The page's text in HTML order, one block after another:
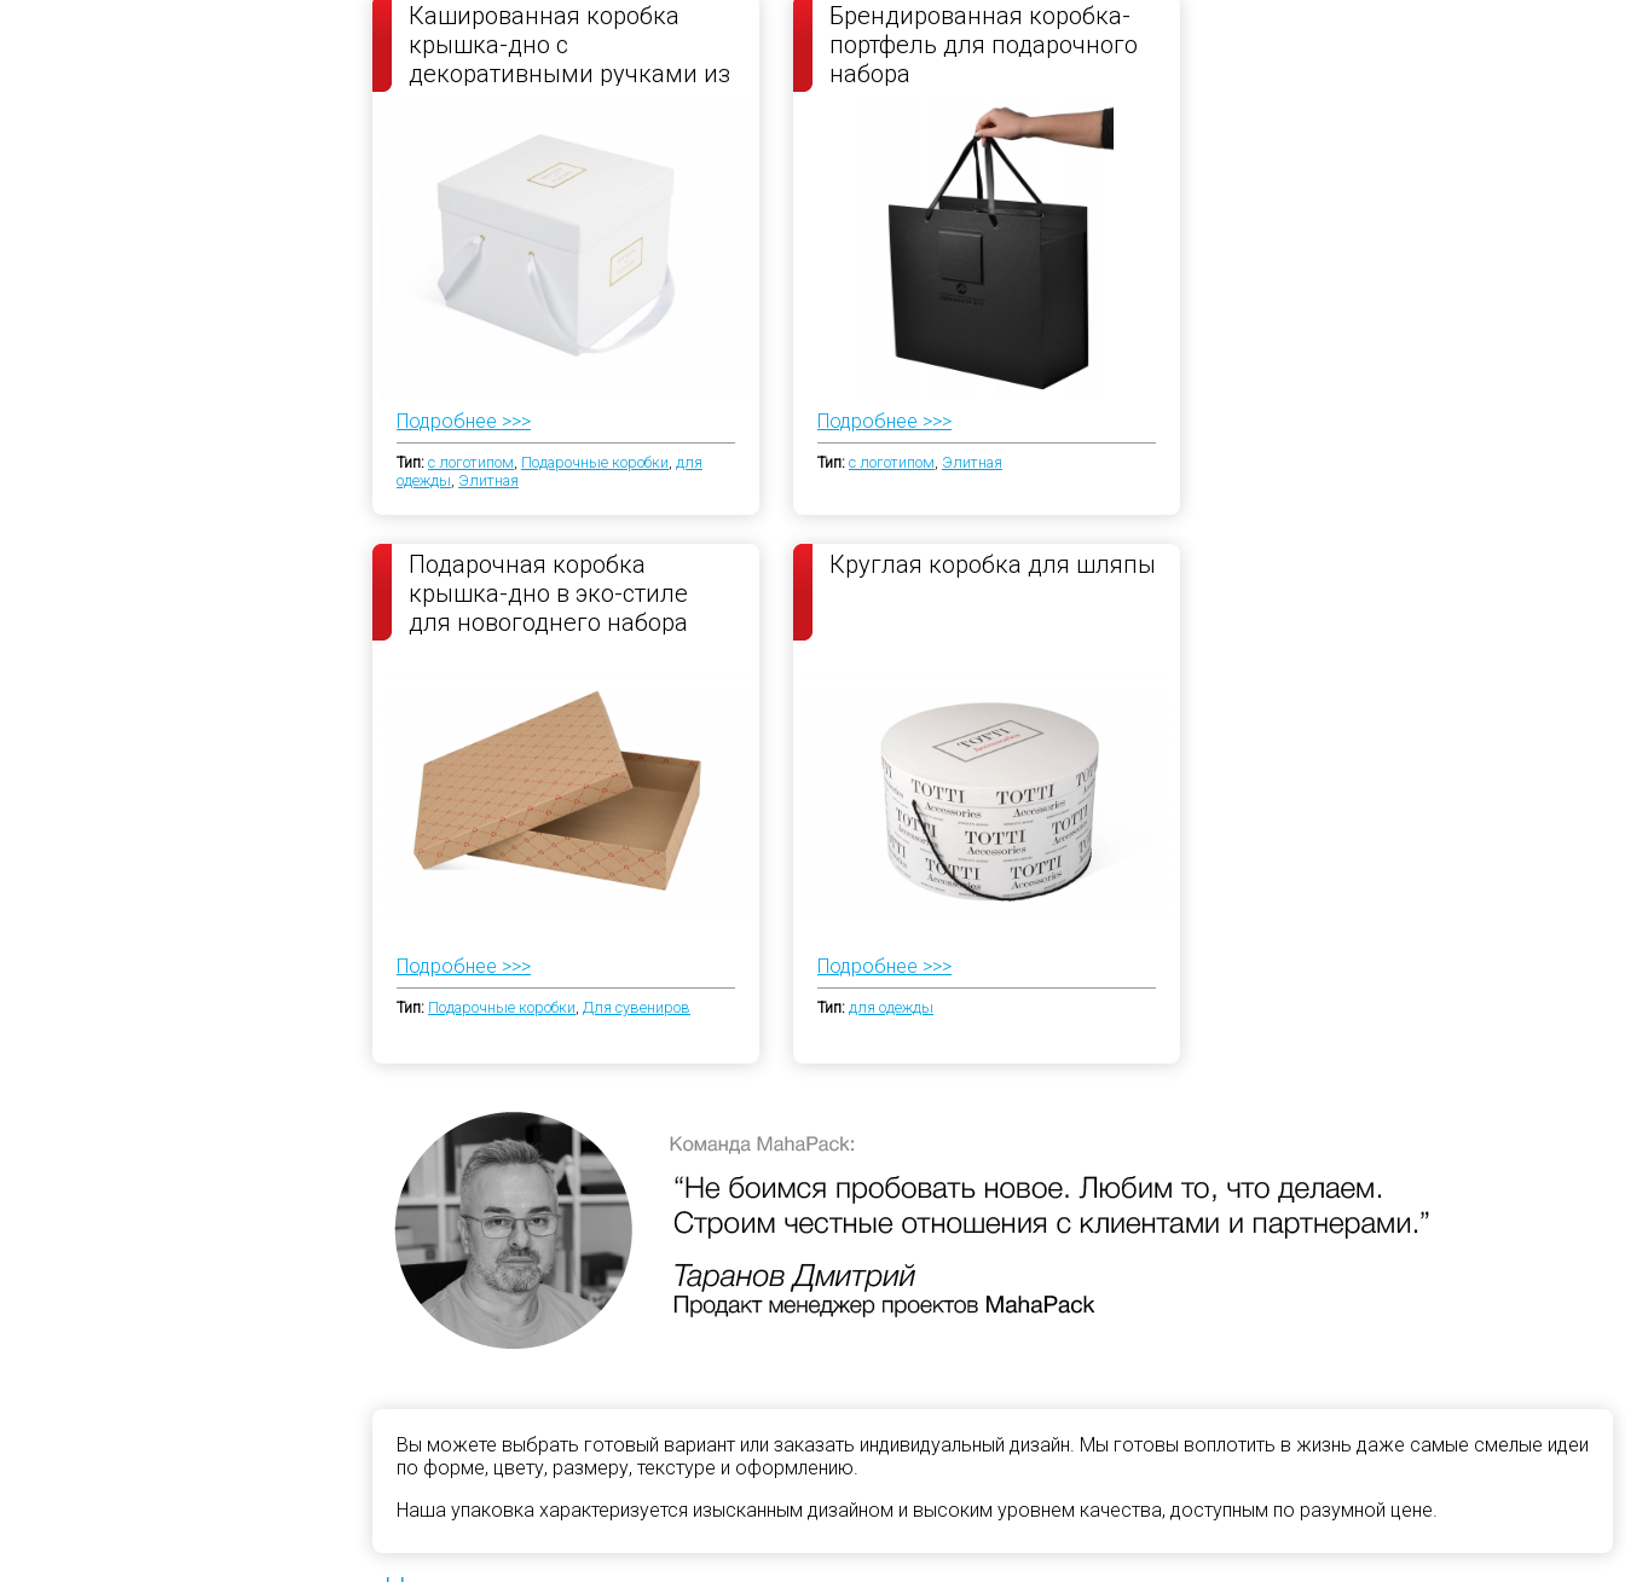
Кашированная коробка
крышка-дно с
декоративными ручками из
Подробнее >>>
Тип: с логотипом, Подарочные коробки, для
одежды, Элитная
Брендированная коробка-
портфель для подарочного
набора
Подробнее >>>
Тип: с логотипом, Элитная
Подарочная коробка
крышка-дно в эко-стиле
для новогоднего набора
Подробнее >>>
Тип: Подарочные коробки, Для сувениров
Круглая коробка для шляпы
Подробнее >>>
Тип: для одежды
Вы можете выбрать готовый вариант или заказать индивидуальный дизайн. Мы готовы воплотить в жизнь даже самые смелые идеи
по форме, цвету, размеру, текстуре и оформлению.
Наша упаковка характеризуется изысканным дизайном и высоким уровнем качества, доступным по разумной цене.